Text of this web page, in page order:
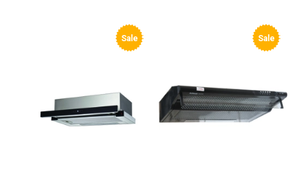
Sale Sale